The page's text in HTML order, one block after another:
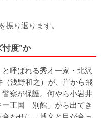
振り返ります。
忖度”か
呼ばれる秀才一家・北沢
浅野和之）が、崖から飛
察が保護。何やら小岩井
ー王国 別館」から出てき
わせに。博文と目が合っ